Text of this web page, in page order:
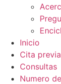
Inicio
Cita previa
Consultas
Numero